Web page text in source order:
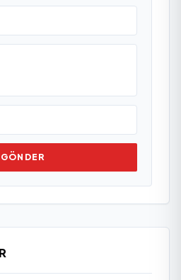
GÖNDER